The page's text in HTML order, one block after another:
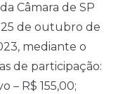
Câmara de SP
25 de outubro de
mediante o
de participação:
– R$ 155,00;